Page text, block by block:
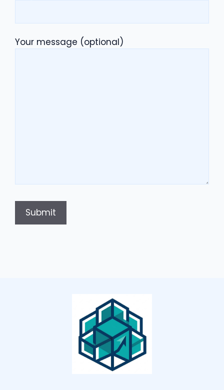
Your message (optional)